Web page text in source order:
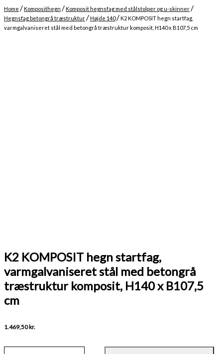
Home /Komposithegn /Komposit hegnsfag med stålstolper og u-skinner /
Hegnsfag betongrå træstruktur /Højde 140 /K2 KOMPOSIT hegn startfag,
varmgalvaniseret stål med betongrå træstruktur komposit, H140 x B107,5 cm
K2 KOMPOSIT hegn startfag,
varmgalvaniseret stål med betongrå
træstruktur komposit, H140 x B107,5
cm
1.469,50kr.